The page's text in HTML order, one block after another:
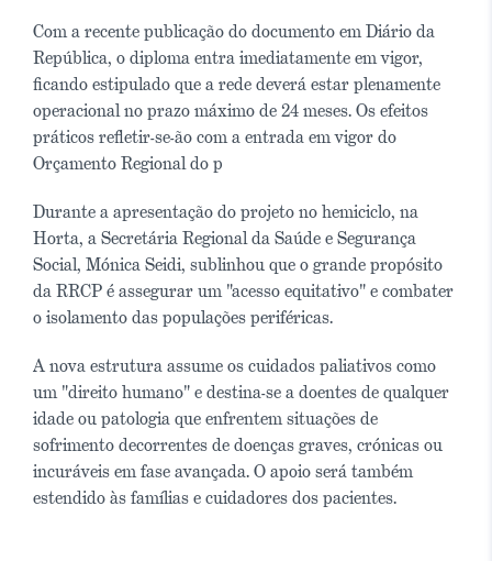
Com a recente publicação do documento em Diário da
República, o diploma entra imediatamente em vigor,
ficando estipulado que a rede deverá estar plenamente
operacional no prazo máximo de 24 meses. Os efeitos
práticos refletir-se-ão com a entrada em vigor do
Orçamento Regional do p
Durante a apresentação do projeto no hemiciclo, na
Horta, a Secretária Regional da Saúde e Segurança
Social, Mónica Seidi, sublinhou que o grande propósito
da RRCP é assegurar um "acesso equitativo" e combater
o isolamento das populações periféricas.
A nova estrutura assume os cuidados paliativos como
um "direito humano" e destina-se a doentes de qualquer
idade ou patologia que enfrentem situações de
sofrimento decorrentes de doenças graves, crónicas ou
incuráveis em fase avançada. O apoio será também
estendido às famílias e cuidadores dos pacientes.